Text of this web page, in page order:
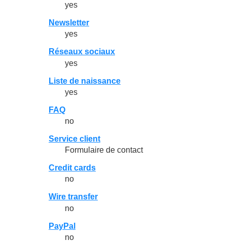
yes
Newsletter
yes
Réseaux sociaux
yes
Liste de naissance
yes
FAQ
no
Service client
Formulaire de contact
Credit cards
no
Wire transfer
no
PayPal
no